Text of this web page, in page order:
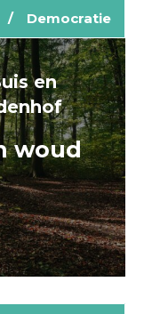
Democratie
en
woud